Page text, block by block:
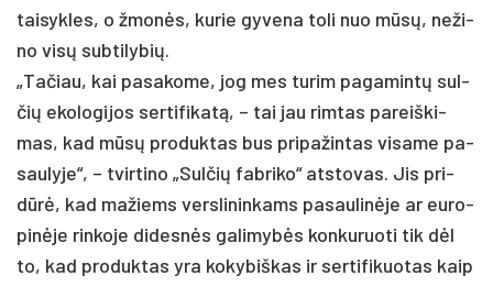
tai­syk­les, o žmonės, ku­rie gy­ve­na to­li nuo mūsų, ne­ži­
no visų su­bti­ly­bių.
„Ta­čiau, kai pa­sa­ko­me, jog mes tu­rim pa­ga­mintų sul­
čių eko­lo­gi­jos ser­ti­fi­katą, – tai jau rim­tas pa­reiš­ki­
mas, kad mūsų pro­duk­tas bus pri­pa­žin­tas vi­sa­me pa­
sau­ly­je“, – tvir­ti­no „Sul­čių fab­ri­ko“ at­sto­vas. Jis pri­
dūrė, kad ma­žiems vers­li­nin­kams pa­sau­linė­je ar eu­ro­
pinė­je rin­ko­je di­desnės ga­li­mybės kon­ku­ruo­ti tik dėl
to, kad pro­duk­tas yra ko­ky­biš­kas ir ser­ti­fi­kuo­tas kaip